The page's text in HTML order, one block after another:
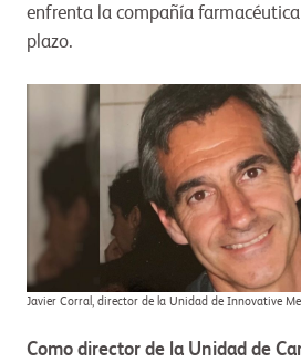
enfrenta la compañía
plazo.
Javier Corral, director de la Unidad de Innovative
Como director de la Unidad de